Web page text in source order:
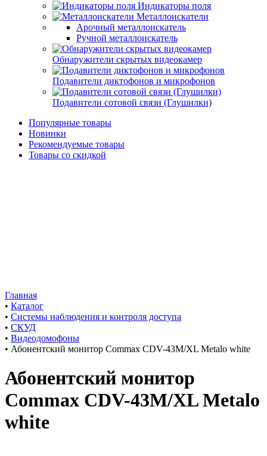
Индикаторы поля
Металлоискатели
Арочный металлоискатель
Ручной металлоискатель
Обнаружители скрытых видеокамер
Подавители диктофонов и микрофонов
Подавители сотовой связи (Глушилки)
Популярные товары
Новинки
Рекомендуемые товары
Товары со скидкой
Главная
• Каталог
• Системы наблюдения и контроля доступа
• СКУД
• Видеодомофоны
• Абонентский монитор Commax CDV-43M/XL Metalo white
Абонентский монитор
Commax CDV-43M/XL Metalo
white